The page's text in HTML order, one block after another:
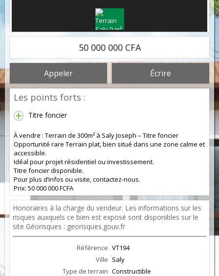
50 000 000 CFA
Appeler Écrire
Les points forts :
Titre foncier
À vendre : Terrain de 300m² à Saly Joseph – Titre foncier
Opportunité rare Terrain plat, bien situé dans une zone calme et
accessible.
Idéal pour projet résidentiel ou investissement.
Titre foncier disponible.
Pour plus d’infos ou visite, contactez-nous.
Prix: 50 000 000 FCFA
Honoraires à la charge du vendeur. Les informations sur les
risques auxquels ce bien est exposé sont disponibles sur le
site Géorisques : georisques.gouv.fr
Référence VT194
Ville Saly
Type de terrain Constructible